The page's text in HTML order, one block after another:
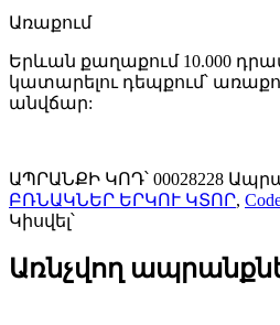
Առաքում
Երևան քաղաքում 10.000
կատարելու դեպքում՝
անվճար:
ԱՊՐԱՆՔԻ ԿՈԴ՝ 00028228
ԲՌՆԱԿՆԵՐ ԵՐԿՈՒ ԿՏՈՐ,
Կիսվել՝
Առնչվող